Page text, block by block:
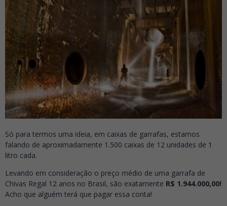
Só para termos uma ideia, em caixas de garrafas, estamos
falando de aproximadamente 1.500 caixas de 12 unidades de 1
litro cada.
Levando em consideração o preço médio de uma garrafa de
Chivas Regal 12 anos no Brasil, são exatamente R$ 1.944.000,00!
Acho que alguém terá que pagar essa conta!